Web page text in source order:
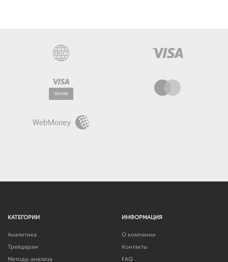
КАТЕГОРИИ
Аналитика
Трейдерам
Методы анализа
ИНФОРМАЦИЯ
О компании
Контакты
FAQ